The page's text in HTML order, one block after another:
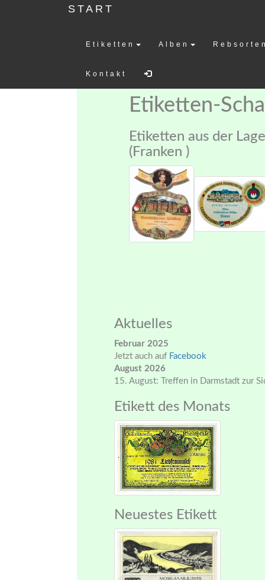
START
Etiketten Alben
Kontakt
Etiketten-
Etiketten aus der
(Franken )
Aktuelles
Februar 2025
Jetzt auch auf Facebook
August 2026
15. August: Treffen in Darmstadt zur
Etikett des Monats
Neuestes Etikett